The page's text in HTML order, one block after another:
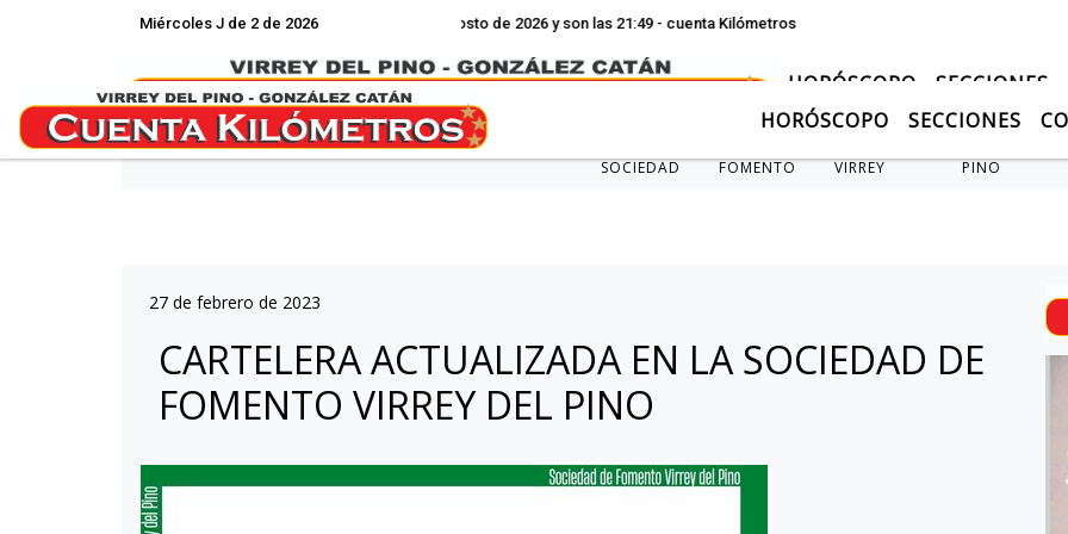
Miércoles J de 2 de 2026Hoy es Miércoles 5 de Agosto de 2026 y son las 21:49 - cuenta Kilómetros
HORÓSCOPO SECCIONES
SOCIEDAD FOMENTO VIRREY PINO
HORÓSCOPO SECCIONES
27 de febrero de 2023
CARTELERA ACTUALIZADA EN LA SOCIEDAD DE
FOMENTO VIRREY DEL PINO